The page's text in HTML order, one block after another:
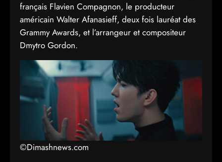
français Flavien Compagnon, le producteur
américain Walter Afanasieff, deux fois lauréat des
Grammy Awards, et l’arrangeur et compositeur
Dmytro Gordon.
©Dimashnews.com